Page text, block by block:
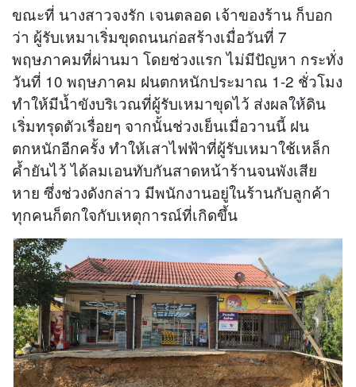
ขณะที่ นางสาวจงรัก เจนตลอด เจ้าของร้าน ก็บอก
ว่า ผู้รับเหมาเริ่มขุดถนนก่อสร้างเมื่อวันที่ 7
พฤษภาคมที่ผ่านมา โดยช่วงแรก ไม่มีปัญหา กระทั่ง
วันที่ 10 พฤษภาคม ฝนตกหนักประมาณ 1-2 ชั่วโมง
ทำให้มีน้ำขังบริเวณที่ผู้รับเหมาขุดไว้ ส่งผลให้ดิน
เริ่มทรุดตัวเรื่อยๆ จากนั้นช่วงเย็นเมื่อวานนี้ ฝน
ตกหนักอีกครั้ง ทำให้เสาไฟฟ้าที่ผู้รับเหมาใช้เหล็ก
ค้ำยันไว้ ได้ลมเอนทับกันสาดหน้าร้านจนพังเสีย
หาย ซึ่งช่วงดังกล่าว มีพนักงานอยู่ในร้านกับลูกค้า
ทุกคนก็ตกใจกับเหตุการณ์ที่เกิดขึ้น